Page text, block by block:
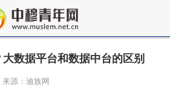
数据平台和数据中台的区别
源：迪族网